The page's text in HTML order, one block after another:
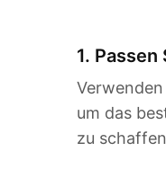
1.
um das
zu